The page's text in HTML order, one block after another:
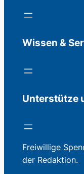
Wissen &
Unterstütze
Freiwillige
der Redaktion.